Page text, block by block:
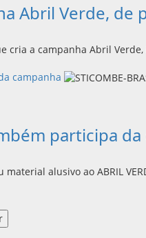
Abril Verde,
cria a campanha Abril
campanha
participa
material alusivo ao ABRIL